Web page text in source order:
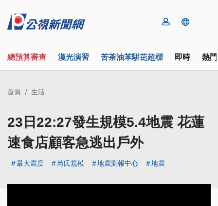
總預算審查 漢光演習 苦茶油苯駢芘超標 即時 熱
首頁 生活
23日22:27發生規模5.4地震 花蓮
速食店顧客急逃出戶外
最大震度 芮氏規模 地震測報中心 地震